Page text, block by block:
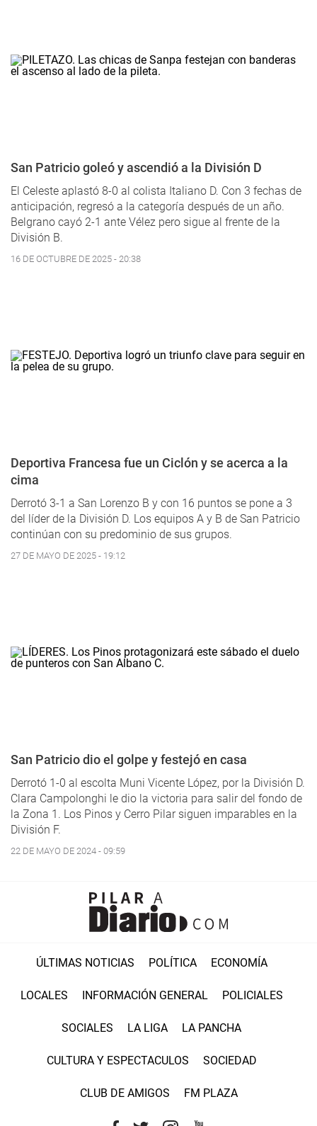
San Patricio goleó y ascendió a la División D
El Celeste aplastó 8-0 al colista Italiano D. Con 3 fechas de
anticipación, regresó a la categoría después de un año.
Belgrano cayó 2-1 ante Vélez pero sigue al frente de la
División B.
16 DE OCTUBRE DE 2025 - 20:38
Deportiva Francesa fue un Ciclón y se acerca a la
cima
Derrotó 3-1 a San Lorenzo B y con 16 puntos se pone a 3
del líder de la División D. Los equipos A y B de San Patricio
continúan con su predominio de sus grupos.
27 DE MAYO DE 2025 - 19:12
San Patricio dio el golpe y festejó en casa
Derrotó 1-0 al escolta Muni Vicente López, por la División D.
Clara Campolonghi le dio la victoria para salir del fondo de
la Zona 1. Los Pinos y Cerro Pilar siguen imparables en la
División F.
22 DE MAYO DE 2024 - 09:59
ÚLTIMAS NOTICIAS POLÍTICA ECONOMÍA
LOCALES INFORMACIÓN GENERAL POLICIALES
SOCIALES LA LIGA LA PANCHA
CULTURA Y ESPECTACULOS SOCIEDAD
CLUB DE AMIGOS FM PLAZA